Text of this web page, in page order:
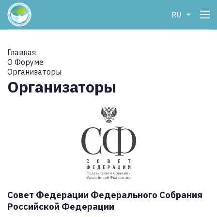
RU
Главная
О Форуме
Организаторы
Организаторы
Совет Федерации Федерального Собрания
Российской Федерации